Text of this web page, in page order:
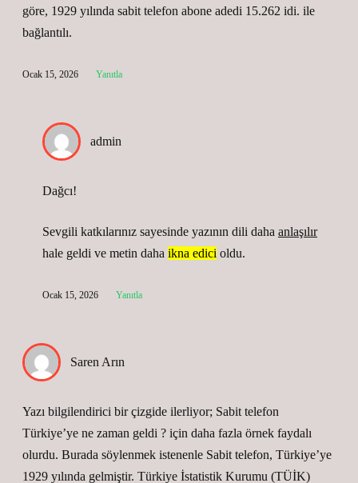
göre, 1929 yılında sabit telefon abone adedi 15.262 idi. ile
bağlantılı.
Ocak 15, 2026 Yanıtla
admin
Dağcı!
Sevgili katkılarınız sayesinde yazının dili daha anlaşılır
hale geldi ve metin daha ikna edici oldu.
Ocak 15, 2026 Yanıtla
Saren Arın
Yazı bilgilendirici bir çizgide ilerliyor; Sabit telefon
Türkiye’ye ne zaman geldi ? için daha fazla örnek faydalı
olurdu. Burada söylenmek istenenle Sabit telefon, Türkiye’ye
1929 yılında gelmiştir. Türkiye İstatistik Kurumu (TÜİK)